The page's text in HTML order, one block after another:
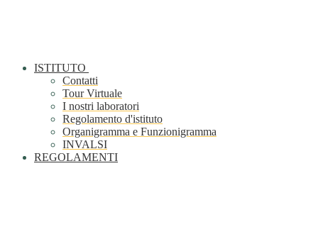
ISTITUTO
Contatti
Tour Virtuale
I nostri laboratori
Regolamento d'istituto
Organigramma e Funzionigramma
INVALSI
REGOLAMENTI